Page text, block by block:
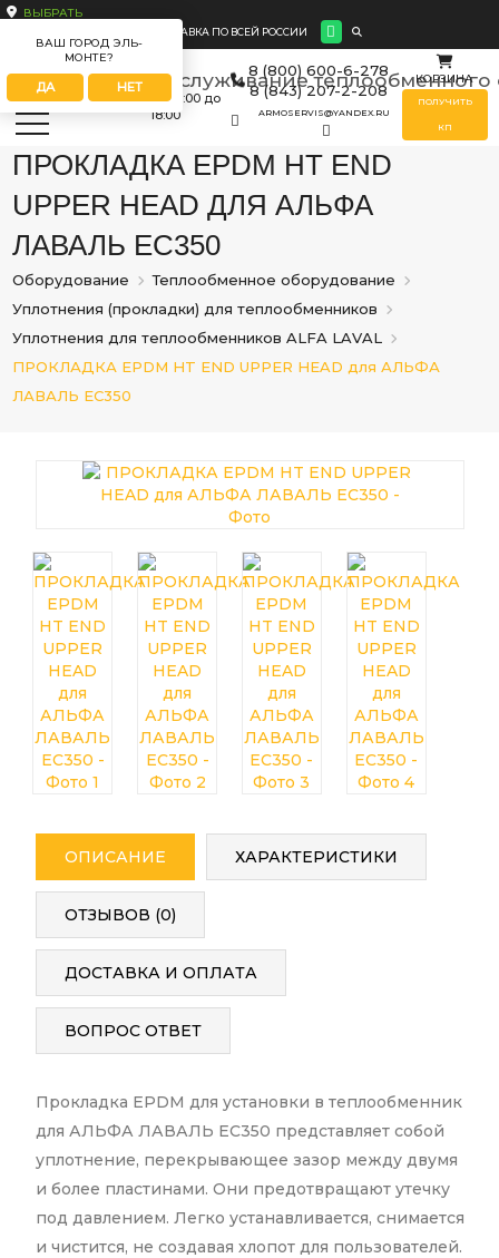
ВЫБРАТЬ
ВАШ ГОРОД ЭЛЬ-
МОНТЕ?
ДА НЕТ
ДОСТАВКА ПО ВСЕЙ РОССИИ
ПН-ПТс 09:00 до
18:00
8 (800) 600-6-278
8 (843) 207-2-208
ARMOSERVIS@YANDEX.RU
КОРЗИНА
ПОЛУЧИТЬ
КП
ПРОКЛАДКА EPDM HT END
UPPER HEAD ДЛЯ АЛЬФА
ЛАВАЛЬ EC350
Оборудование
Теплообменное оборудование
Уплотнения (прокладки) для теплообменников
Уплотнения для теплообменников ALFA LAVAL
ПРОКЛАДКА EPDM HT END UPPER HEAD для АЛЬФА
ЛАВАЛЬ EC350
ОПИСАНИЕ ХАРАКТЕРИСТИКИ
ОТЗЫВОВ (0)
ДОСТАВКА И ОПЛАТА
ВОПРОС ОТВЕТ
Прокладка EPDM для установки в теплообменник
для АЛЬФА ЛАВАЛЬ EC350 представляет собой
уплотнение, перекрывающее зазор между двумя
и более пластинами. Они предотвращают утечку
под давлением. Легко устанавливается, снимается
и чистится, не создавая хлопот для пользователей.